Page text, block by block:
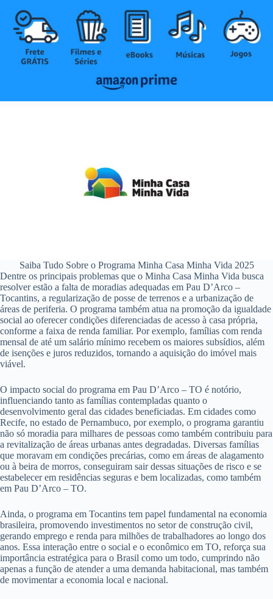
Saiba Tudo Sobre o Programa Minha Casa Minha Vida 2025
Dentre os principais problemas que o Minha Casa Minha Vida busca
resolver estão a falta de moradias adequadas em Pau D’Arco –
Tocantins, a regularização de posse de terrenos e a urbanização de
áreas de periferia. O programa também atua na promoção da igualdade
social ao oferecer condições diferenciadas de acesso à casa própria,
conforme a faixa de renda familiar. Por exemplo, famílias com renda
mensal de até um salário mínimo recebem os maiores subsídios, além
de isenções e juros reduzidos, tornando a aquisição do imóvel mais
viável.
O impacto social do programa em Pau D’Arco – TO é notório,
influenciando tanto as famílias contempladas quanto o
desenvolvimento geral das cidades beneficiadas. Em cidades como
Recife, no estado de Pernambuco, por exemplo, o programa garantiu
não só moradia para milhares de pessoas como também contribuiu para
a revitalização de áreas urbanas antes degradadas. Diversas famílias
que moravam em condições precárias, como em áreas de alagamento
ou à beira de morros, conseguiram sair dessas situações de risco e se
estabelecer em residências seguras e bem localizadas, como também
em Pau D’Arco – TO.
Ainda, o programa em Tocantins tem papel fundamental na economia
brasileira, promovendo investimentos no setor de construção civil,
gerando emprego e renda para milhões de trabalhadores ao longo dos
anos. Essa interação entre o social e o econômico em TO, reforça sua
importância estratégica para o Brasil como um todo, cumprindo não
apenas a função de atender a uma demanda habitacional, mas também
de movimentar a economia local e nacional.